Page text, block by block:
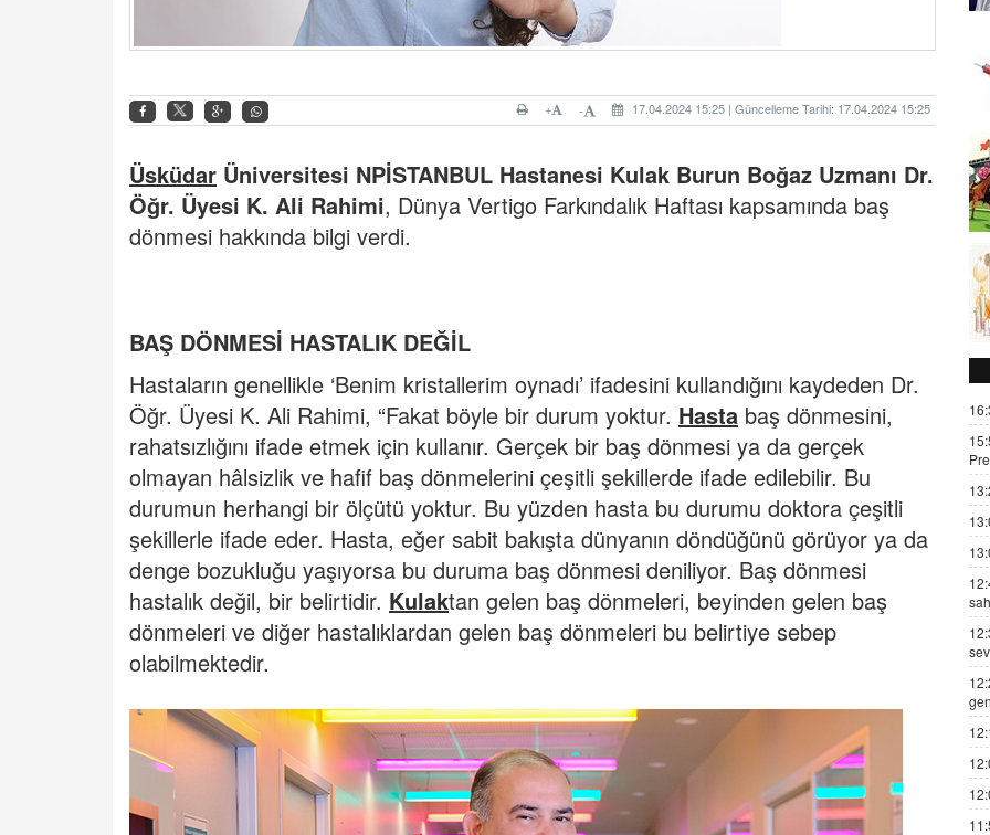
17.04.2024 15:25 | Güncelleme Tarihi: 17.04.2024 15:25
-
+
Üsküdar Üniversitesi NPİSTANBUL Hastanesi Kulak Burun Boğaz Uzmanı Dr.
Öğr. Üyesi K. Ali Rahimi, Dünya Vertigo Farkındalık Haftası kapsamında baş
dönmesi hakkında bilgi verdi.
BAŞ DÖNMESİ HASTALIK DEĞİL
Hastaların genellikle ‘Benim kristallerim oynadı’ ifadesini kullandığını kaydeden Dr.
Öğr. Üyesi K. Ali Rahimi, “Fakat böyle bir durum yoktur. Hasta baş dönmesini,
rahatsızlığını ifade etmek için kullanır. Gerçek bir baş dönmesi ya da gerçek
olmayan hâlsizlik ve hafif baş dönmelerini çeşitli şekillerde ifade edilebilir. Bu
durumun herhangi bir ölçütü yoktur. Bu yüzden hasta bu durumu doktora çeşitli
şekillerle ifade eder. Hasta, eğer sabit bakışta dünyanın döndüğünü görüyor ya da
denge bozukluğu yaşıyorsa bu duruma baş dönmesi deniliyor. Baş dönmesi
hastalık değil, bir belirtidir. Kulaktan gelen baş dönmeleri, beyinden gelen baş
dönmeleri ve diğer hastalıklardan gelen baş dönmeleri bu belirtiye sebep
olabilmektedir.